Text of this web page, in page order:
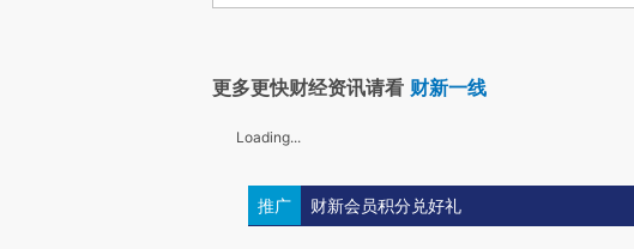
更多更快财经资讯请看 财新一线
Loading...
推广 财新会员积分兑好礼